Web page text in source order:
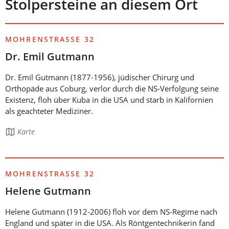
Stolpersteine an diesem Ort
MOHRENSTRASSE 32
Dr. Emil Gutmann
Dr. Emil Gutmann (1877-1956), jüdischer Chirurg und
Orthopäde aus Coburg, verlor durch die NS-Verfolgung seine
Existenz, floh über Kuba in die USA und starb in Kalifornien
als geachteter Mediziner.
Die Karte
MOHRENSTRASSE 32
Helene Gutmann
Helene Gutmann (1912-2006) floh vor dem NS-Regime nach
England und später in die USA. Als Röntgentechnikerin fand